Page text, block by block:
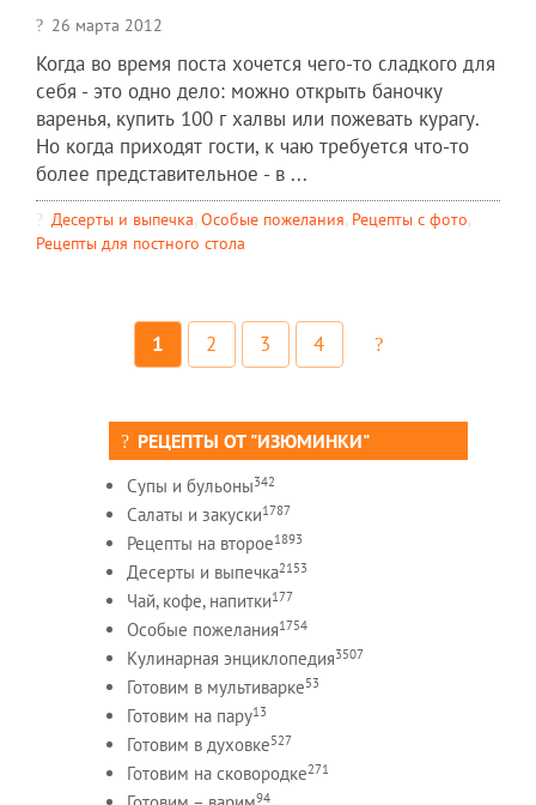
26 марта 2012
Когда во время поста хочется чего-то сладкого для
себя - это одно дело: можно открыть баночку
варенья, купить 100 г халвы или пожевать курагу.
Но когда приходят гости, к чаю требуется что-то
более представительное - в ...
Десерты и выпечка, Особые пожелания, Рецепты c фото,
Рецепты для постного стола
1 2 3 4
РЕЦЕПТЫ ОТ "ИЗЮМИНКИ"
Супы и бульоны342
Салаты и закуски1787
Рецепты на второе1893
Десерты и выпечка2153
Чай, кофе, напитки177
Особые пожелания1754
Кулинарная энциклопедия3507
Готовим в мультиварке53
Готовим на пару13
Готовим в духовке527
Готовим на сковородке271
94